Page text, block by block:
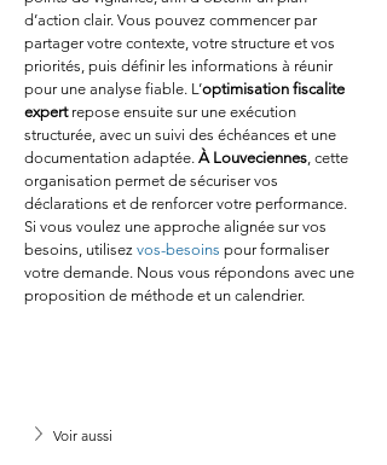
d’action clair. Vous pouvez commencer par
partager votre contexte, votre structure et vos
priorités, puis définir les informations à réunir
pour une analyse fiable. L’optimisation fiscalite
expert repose ensuite sur une exécution
structurée, avec un suivi des échéances et une
documentation adaptée. À Louveciennes, cette
organisation permet de sécuriser vos
déclarations et de renforcer votre performance.
Si vous voulez une approche alignée sur vos
besoins, utilisez vos-besoins pour formaliser
votre demande. Nous vous répondons avec une
proposition de méthode et un calendrier.
Voir aussi